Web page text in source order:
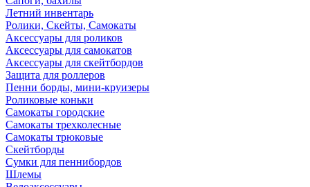
Летний инвентарь
Ролики, Скейты, Самокаты
Аксессуары для роликов
Аксессуары для самокатов
Аксессуары для скейтбордов
Защита для роллеров
Пенни борды, мини-круизеры
Роликовые коньки
Самокаты городские
Самокаты трехколесные
Самокаты трюковые
Скейтборды
Сумки для пеннибордов
Шлемы